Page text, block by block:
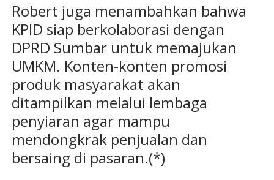
Robert juga menambahkan bahwa
KPID siap berkolaborasi dengan
DPRD Sumbar untuk memajukan
UMKM. Konten-konten promosi
produk masyarakat akan
ditampilkan melalui lembaga
penyiaran agar mampu
mendongkrak penjualan dan
bersaing di pasaran.(*)